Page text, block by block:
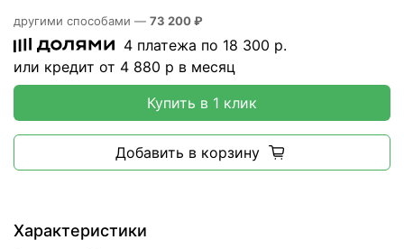
Характеристики
другими способами — 73 200 ₽
4 платежа по 18 300 р.
или кредит от 4 880 р в месяц
Купить в 1 клик
Добавить в корзину